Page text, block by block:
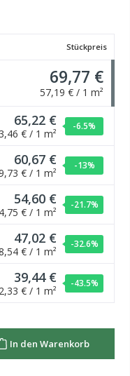
Stückpreis
69,77 €
57,19 € / 1 m²
65,22 €
€ / 1 m²
-6.5%
60,67 €
€ / 1 m²
-13%
54,60 €
€ / 1 m²
-21.7%
47,02 €
€ / 1 m²
-32.6%
39,44 €
€ / 1 m²
-43.5%
In den Warenkorb